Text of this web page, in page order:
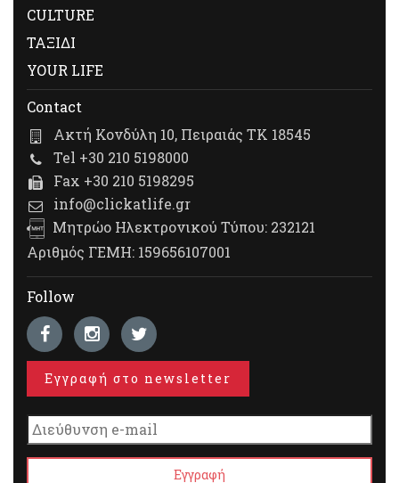
CULTURE
ΤΑΞΙΔΙ
YOUR LIFE
Contact
Ακτή Κονδύλη 10, Πειραιάς ΤΚ 18545
Tel +30 210 5198000
Fax +30 210 5198295
info@clickatlife.gr
Μητρώο Ηλεκτρονικού Τύπου: 232121
Αριθμός ΓΕΜΗ: 159656107001
Follow
Εγγραφή στο newsletter